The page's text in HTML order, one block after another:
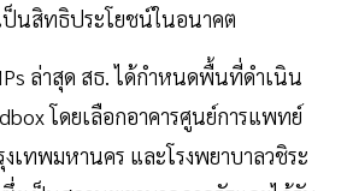
ป็นสิทธิประโยชน์ในอนาคต
ล่าสุด สธ. ได้กำหนดพื้นที่ดำเนิน
โดยเลือกอาคารศูนย์การแพทย์
งเทพมหานคร และโรงพยาบาลวชิระ